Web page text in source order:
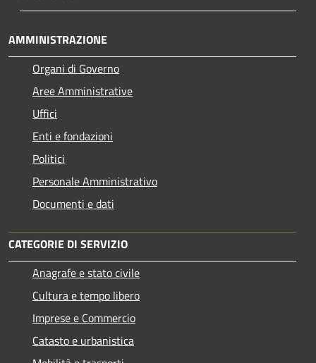
AMMINISTRAZIONE
Organi di Governo
Aree Amministrative
Uffici
Enti e fondazioni
Politici
Personale Amministrativo
Documenti e dati
CATEGORIE DI SERVIZIO
Anagrafe e stato civile
Cultura e tempo libero
Imprese e Commercio
Catasto e urbanistica